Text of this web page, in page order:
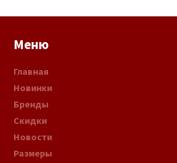
Меню
Главная
Новинки
Бренды
Скидки
Новости
Размеры